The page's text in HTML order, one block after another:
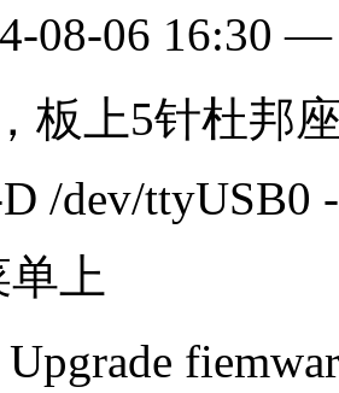
08-06 16:30
板上5针杜邦
/dev/ttyUSB0
上